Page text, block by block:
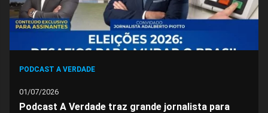
PODCAST A VERDADE
01/07/2026
Podcast A Verdade traz grande jornalista para